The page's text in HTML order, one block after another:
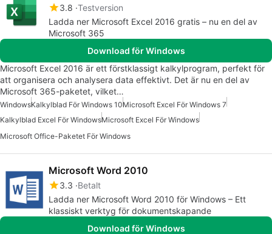
3.8 Testversion
Ladda ner Microsoft Excel 2016 gratis – nu en del av
Microsoft 365
Download för Windows
Microsoft Excel 2016 är ett förstklassigt kalkylprogram, perfekt för
att organisera och analysera data effektivt. Det är nu en del av
Microsoft 365-paketet, vilket…
WindowsKalkylblad För Windows 10Microsoft Excel För Windows 7
Kalkylblad Excel För WindowsMicrosoft Excel För Windows
Microsoft Office-Paketet För Windows
Microsoft Word 2010
3.3 Betalt
Ladda ner Microsoft Word 2010 för Windows – Ett
klassiskt verktyg för dokumentskapande
Download för Windows